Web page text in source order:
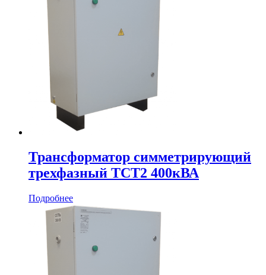
Трансформатор симметрирующий
трехфазный ТСТ2 400кВА
Подробнее